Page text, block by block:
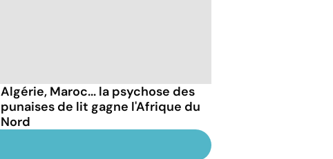
Algérie, Maroc... la psychose des
punaises de lit gagne l'Afrique du
Nord